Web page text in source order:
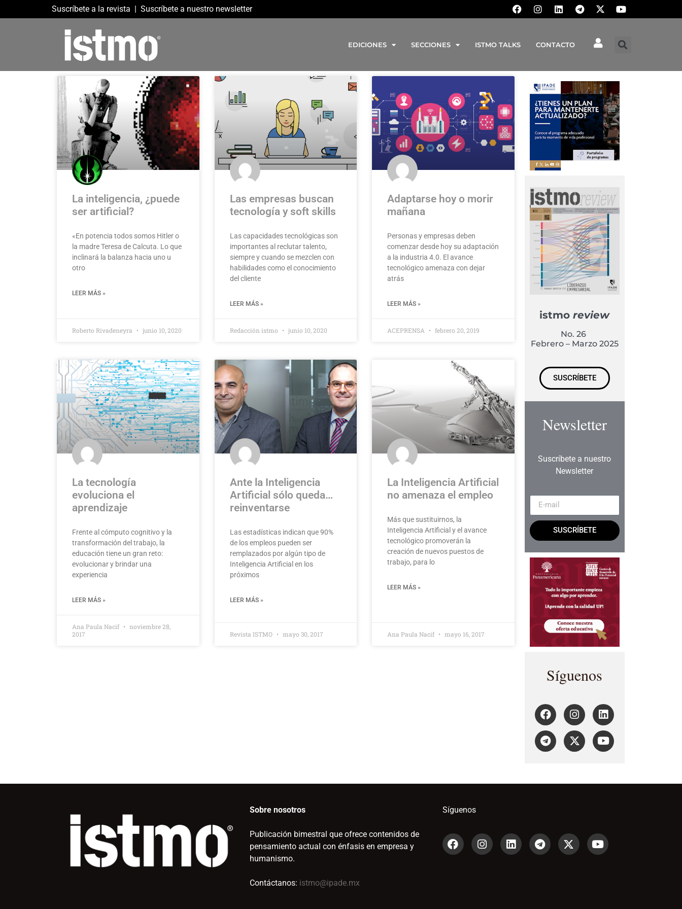
Suscríbete a la revista | Suscríbete a nuestro newsletter
EDICIONES SECCIONES ISTMO TALKS CONTACTO
La inteligencia, ¿puede
ser artificial?
«En potencia todos somos Hitler o
la madre Teresa de Calcuta. Lo que
inclinará la balanza hacia uno u
otro
LEER MÁS »
Roberto Rivadeneyra junio 10, 2020
Las empresas buscan
tecnología y soft skills
Las capacidades tecnológicas son
importantes al reclutar talento,
siempre y cuando se mezclen con
habilidades como el conocimiento
del cliente
LEER MÁS »
Redacción istmo junio 10, 2020
Adaptarse hoy o morir
mañana
Personas y empresas deben
comenzar desde hoy su adaptación
a la industria 4.0. El avance
tecnológico amenaza con dejar
atrás
LEER MÁS »
ACEPRENSA febrero 20, 2019
La tecnología
evoluciona el
aprendizaje
Frente al cómputo cognitivo y la
transformación del trabajo, la
educación tiene un gran reto:
evolucionar y brindar una
experiencia
LEER MÁS »
Ana Paula Nacif
noviembre 28,
2017
Ante la Inteligencia
Artificial sólo queda…
reinventarse
Las estadísticas indican que 90%
de los empleos pueden ser
remplazados por algún tipo de
Inteligencia Artificial en los
próximos
LEER MÁS »
Revista ISTMO mayo 30, 2017
La Inteligencia Artificial
no amenaza el empleo
Más que sustituirnos, la
Inteligencia Artificial y el avance
tecnológico promoverán la
creación de nuevos puestos de
trabajo, para lo
LEER MÁS »
Ana Paula Nacif mayo 16, 2017
istmoreview
No. 26
Febrero – Marzo 2025
SUSCRÍBETE
Newsletter
Suscríbete a nuestro
Newsletter
SUSCRÍBETE
Síguenos
Sobre nosotros
Publicación bimestral que ofrece contenidos de
pensamiento actual con énfasis en empresa y
humanismo.
Contáctanos: istmo@ipade.mx
Síguenos